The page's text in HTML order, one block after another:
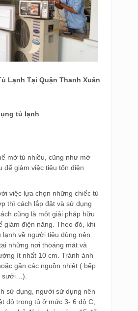
Lạnh Tại Quận Thanh Xuân
tủ lạnh
mở tủ nhiều, cũng như mở
để giảm việc tiêu tốn điện
việc lựa chọn những chiếc tủ
thì cách lắp đặt và sử dụng
cũng là một giải pháp hữu
giảm điện năng. Theo đó, khi
lạnh về người tiêu dùng nên
những nơi thoáng mát và
ít nhất 10 cm. Tránh ánh
gần các nguồn nhiệt ( bếp
sưởi…).
sử dụng, người sử dụng nên
độ trong tủ ở mức 3- 6 độ C;